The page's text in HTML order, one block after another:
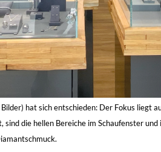
hat sich entschieden: Der Fokus liegt
sind die hellen Bereiche im Schaufenster